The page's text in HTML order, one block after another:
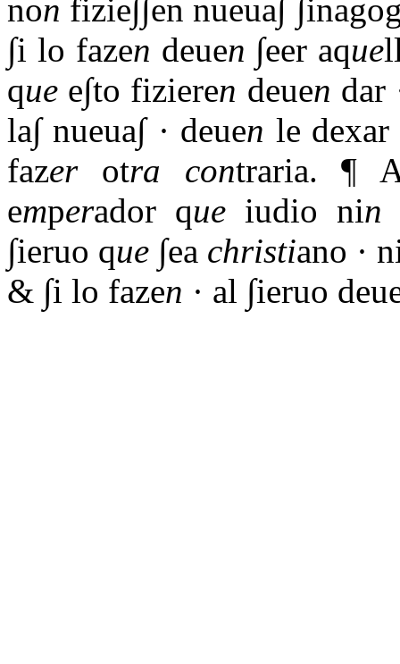
non fizie∫∫en nueua∫
∫i lo fazen deuen ∫eer aque
que e∫to fizieren deuen dar
la∫ nueua∫ · deuen le
fazerotra contraria. ¶
emperador que iudio nin
∫ieruo que ∫ea christiano ·
& ∫i lo fazen · al ∫ieruo